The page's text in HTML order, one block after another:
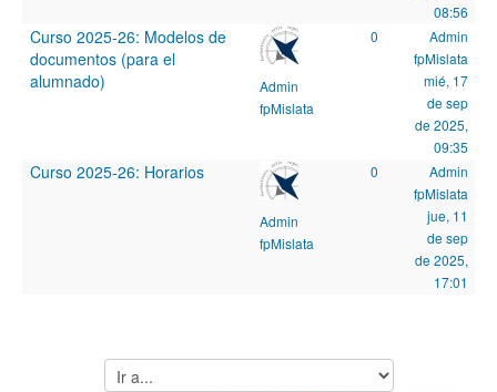
08:56
Curso 2025-26: Modelos de
documentos (para el
alumnado)
Admin
fpMislata
0
Admin
fpMislata
mié, 17
de sep
de 2025,
09:35
Curso 2025-26: Horarios
Admin
fpMislata
0
Admin
fpMislata
jue, 11
de sep
de 2025,
17:01
Ir